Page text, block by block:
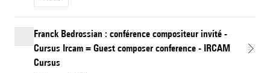
Franck Bedrossian : conférence compositeur invité -
Cursus Ircam = Guest composer conference - IRCAM
Cursus